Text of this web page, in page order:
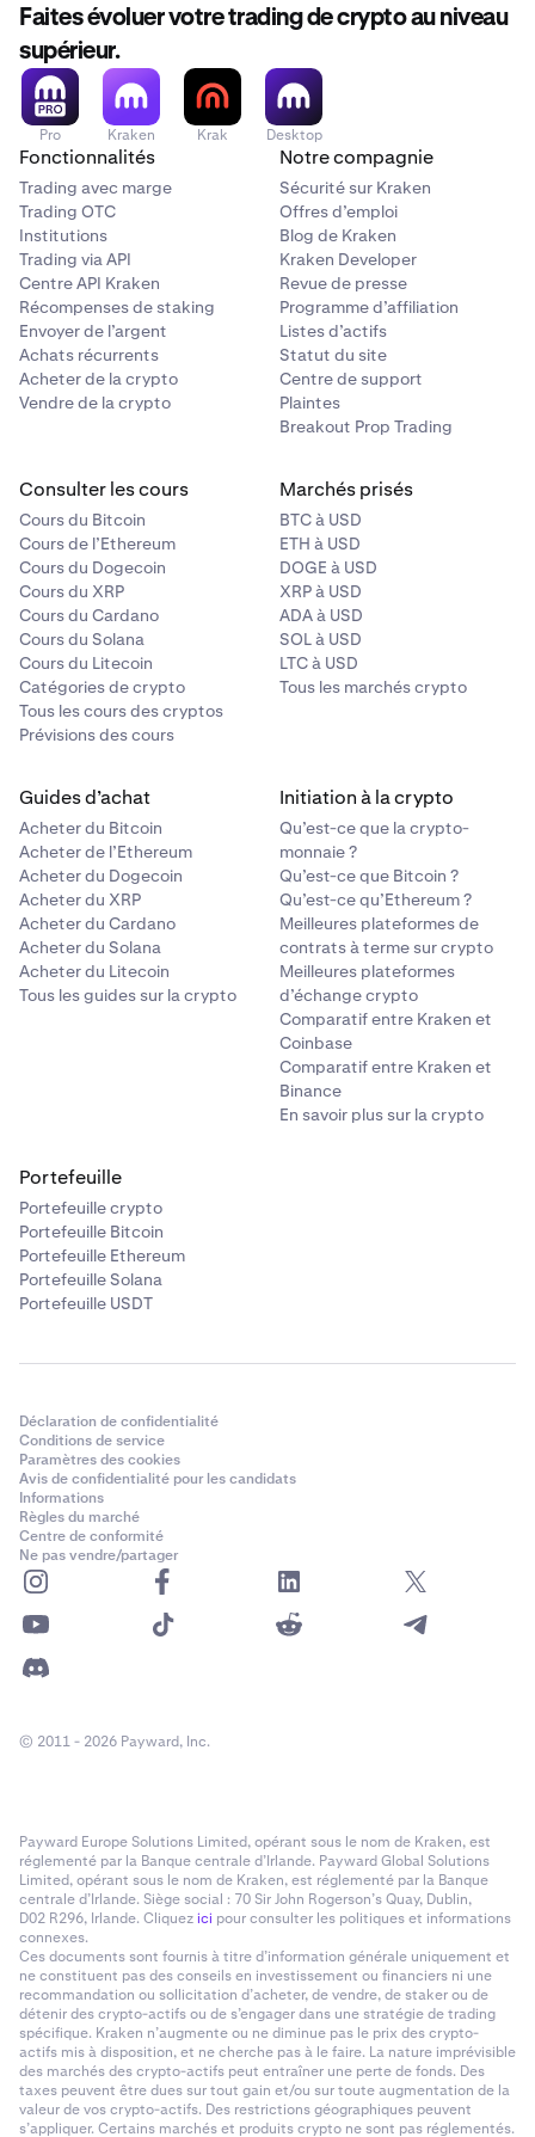
Faites évoluer votre trading de crypto au niveau
supérieur.
Pro Kraken Krak Desktop
Fonctionnalités
Trading avec marge
Trading OTC
Institutions
Trading via API
Centre API Kraken
Récompenses de staking
Envoyer de l’argent
Achats récurrents
Acheter de la crypto
Vendre de la crypto
Notre compagnie
Sécurité sur Kraken
Offres d’emploi
Blog de Kraken
Kraken Developer
Revue de presse
Programme d’affiliation
Listes d’actifs
Statut du site
Centre de support
Plaintes
Breakout Prop Trading
Consulter les cours
Cours du Bitcoin
Cours de l’Ethereum
Cours du Dogecoin
Cours du XRP
Cours du Cardano
Cours du Solana
Cours du Litecoin
Catégories de crypto
Tous les cours des cryptos
Prévisions des cours
Marchés prisés
BTC à USD
ETH à USD
DOGE à USD
XRP à USD
ADA à USD
SOL à USD
LTC à USD
Tous les marchés crypto
Guides d’achat
Acheter du Bitcoin
Acheter de l’Ethereum
Acheter du Dogecoin
Acheter du XRP
Acheter du Cardano
Acheter du Solana
Acheter du Litecoin
Tous les guides sur la crypto
Initiation à la crypto
Qu’est-ce que la crypto-
monnaie ?
Qu’est-ce que Bitcoin ?
Qu’est-ce qu’Ethereum ?
Meilleures plateformes de
contrats à terme sur crypto
Meilleures plateformes
d’échange crypto
Comparatif entre Kraken et
Coinbase
Comparatif entre Kraken et
Binance
En savoir plus sur la crypto
Portefeuille
Portefeuille crypto
Portefeuille Bitcoin
Portefeuille Ethereum
Portefeuille Solana
Portefeuille USDT
Déclaration de confidentialité
Conditions de service
Paramètres des cookies
Avis de confidentialité pour les candidats
Informations
Règles du marché
Centre de conformité
Ne pas vendre/partager
© 2011 - 2026 Payward, Inc.
Payward Europe Solutions Limited, opérant sous le nom de Kraken, est
réglementé par la Banque centrale d’Irlande. Payward Global Solutions
Limited, opérant sous le nom de Kraken, est réglementé par la Banque
centrale d’Irlande. Siège social : 70 Sir John Rogerson’s Quay, Dublin,
D02 R296, Irlande. Cliquezici pour consulter les politiques et informations
connexes.
Ces documents sont fournis à titre d’information générale uniquement et
ne constituent pas des conseils en investissement ou financiers ni une
recommandation ou sollicitation d’acheter, de vendre, de staker ou de
détenir des crypto-actifs ou de s’engager dans une stratégie de trading
spécifique. Kraken n’augmente ou ne diminue pas le prix des crypto-
actifs mis à disposition, et ne cherche pas à le faire. La nature imprévisible
des marchés des crypto-actifs peut entraîner une perte de fonds. Des
taxes peuvent être dues sur tout gain et/ou sur toute augmentation de la
valeur de vos crypto-actifs. Des restrictions géographiques peuvent
s’appliquer. Certains marchés et produits crypto ne sont pas réglementés.